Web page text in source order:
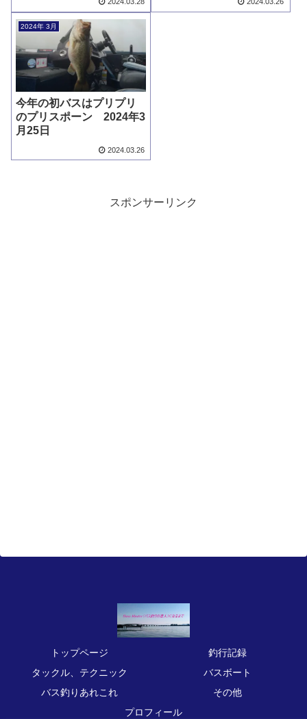
2024.03.28 2024.03.26
2024年 3月
今年の初バスはプリプリ
のプリスポーン 2024年3
月25日
2024.03.26
スポンサーリンク
トップページ
釣行記録
タックル、テクニック
バスボート
バス釣りあれこれ
その他
プロフィール